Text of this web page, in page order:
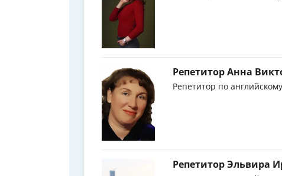
Репетитор Анна
Репетитор по
Репетитор Эльвира